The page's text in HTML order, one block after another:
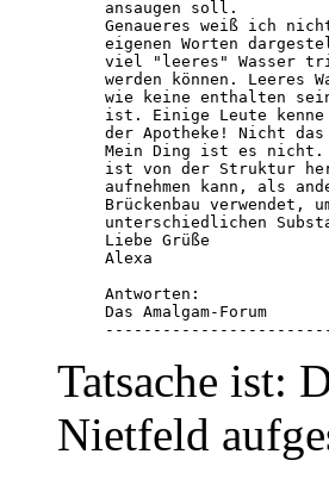
ansaugen soll.
Genaueres weiß ich
eigenen Worten
viel "leeres" Wasser
werden können. Leeres
wie keine enthalten
ist. Einige Leute
der Apotheke! Nicht
Mein Ding ist es
ist von der Struktur
aufnehmen kann, als
Brückenbau
unterschiedlichen
Liebe Grüße
Alexa
Antworten:
Das Amalgam-Forum
Tatsache ist:
Nietfeld